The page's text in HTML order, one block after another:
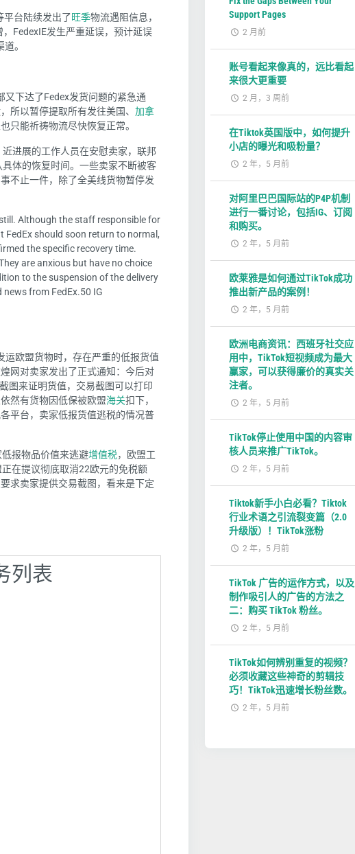
平台陆续发出了旺季物流遇阻信息，
FedexIE发生严重延误，预计延误
。
又下达了Fedex发货问题的紧急通
所以暂停提取所有发往美国、 加拿
只能祈祷物流尽快恢复正常。
进展的工作人员在安慰卖家，联邦
体的恢复时间。一些卖家不断被客
不止一件，除了全美线货物暂停发
Although the staff responsible for
should soon return to normal,
the specific recovery time.
are anxious but have no choice
to the suspension of the delivery
from FedEx.50 IG
运欧盟货物时，存在严重的低报货值
网对卖家发出了正式通知：今后对
图来证明货值，交易截图可以打印
然有货物因低保被欧盟海关扣下，
平台，卖家低报货值逃税的情况普
报物品价值来逃避增值税，欧盟工
在提议彻底取消22欧元的免税额
求卖家提供交易截图，看来是下定
列表
Support Pages
2 月前
账号看起来像真的，远比看起
来很大更重要
2 月，3 周前
在Tiktok英国版中，如何提升
小店的曝光和吸粉量？
2 年，5 月前
对阿里巴巴国际站的P4P机制
进行一番讨论，包括IG、订阅
和购买。
2 年，5 月前
欧莱雅是如何通过TikTok成功
推出新产品的案例！
2 年，5 月前
欧洲电商资讯：西班牙社交应
用中，TikTok短视频成为最大
赢家，可以获得廉价的真实关
注者。
2 年，5 月前
TikTok停止使用中国的内容审
核人员来推广TikTok。
2 年，5 月前
Tiktok新手小白必看？Tiktok
行业术语之引流裂变篇（2.0
升级版）！TikTok涨粉
2 年，5 月前
TikTok 广告的运作方式，以及
制作吸引人的广告的方法之
二：购买 TikTok 粉丝。
2 年，5 月前
TikTok如何辨别重复的视频？
必须收藏这些神奇的剪辑技
巧！TikTok迅速增长粉丝数。
2 年，5 月前